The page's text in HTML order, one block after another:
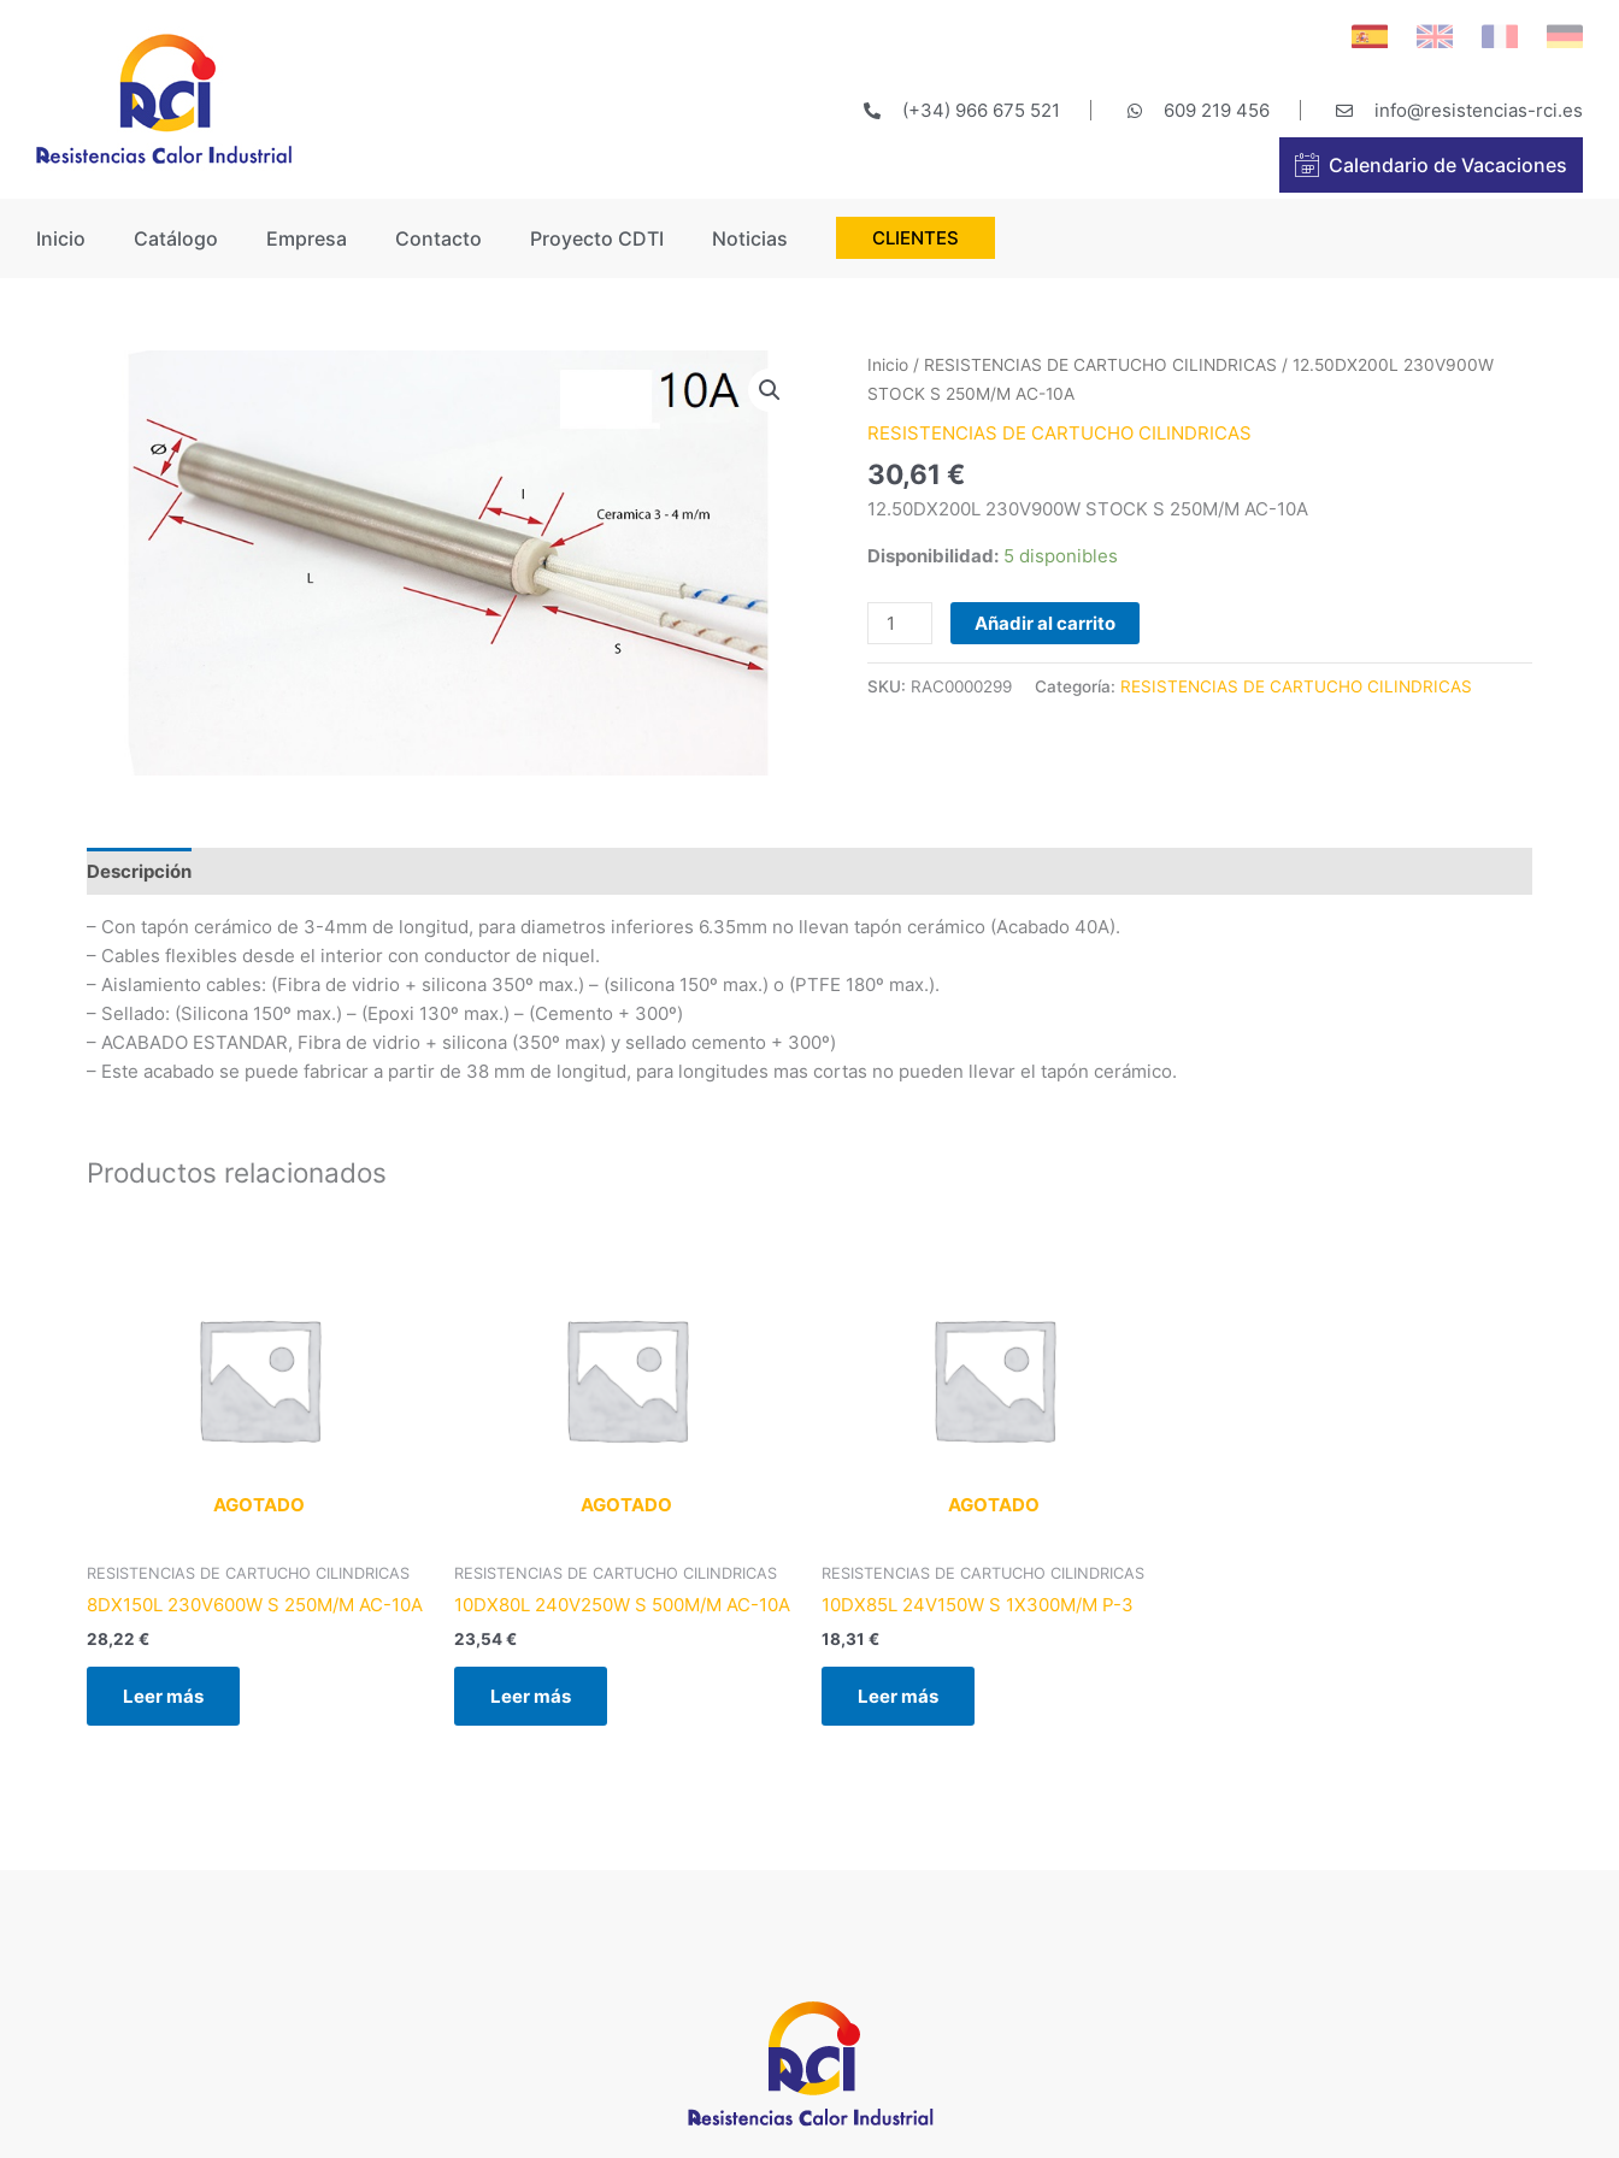
(+34) 966 675 521
609 219 456 info@resistencias-rci.es
Calendario de Vacaciones
Inicio Catálogo Empresa Contacto Proyecto CDTI Noticias CLIENTES
Inicio / RESISTENCIAS DE CARTUCHO CILINDRICAS / 12.50DX200L 230V900W
STOCK S 250M/M AC-10A
RESISTENCIAS DE CARTUCHO CILINDRICAS
30,61 €
12.50DX200L 230V900W STOCK S 250M/M AC-10A
Disponibilidad: 5 disponibles
12.50DX200L
230V900W
250M/M
AC-
cantidad
Añadir al carrito
SKU: RAC0000299 Categoría: RESISTENCIAS DE CARTUCHO CILINDRICAS
Descripción
– Con tapón cerámico de 3-4mm de longitud, para diametros inferiores 6.35mm no llevan tapón cerámico (Acabado 40A).
– Cables flexibles desde el interior con conductor de niquel.
– Aislamiento cables: (Fibra de vidrio + silicona 350º max.) – (silicona 150º max.) o (PTFE 180º max.).
– Sellado: (Silicona 150º max.) – (Epoxi 130º max.) – (Cemento + 300º)
– ACABADO ESTANDAR, Fibra de vidrio + silicona (350º max) y sellado cemento + 300º)
– Este acabado se puede fabricar a partir de 38 mm de longitud, para longitudes mas cortas no pueden llevar el tapón cerámico.
Productos relacionados
AGOTADO
RESISTENCIAS DE CARTUCHO CILINDRICAS
8DX150L 230V600W S 250M/M AC-10A
28,22 €
Leer más
AGOTADO
RESISTENCIAS DE CARTUCHO CILINDRICAS
10DX80L 240V250W S 500M/M AC-10A
23,54€
Leer más
AGOTADO
RESISTENCIAS DE CARTUCHO CILINDRICAS
10DX85L 24V150W S 1X300M/M P-3
18,31 €
Leer más